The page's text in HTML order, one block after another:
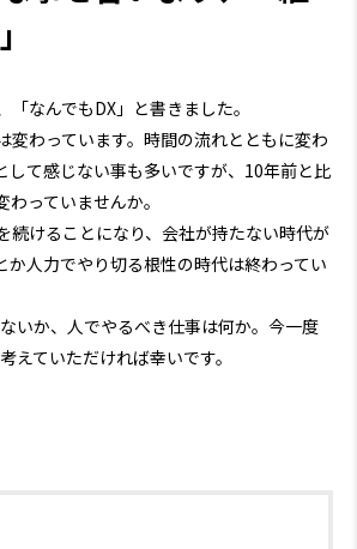
「なんでもDX」と書きました。
変わっています。時間の流れとともに変わ
して感じない事も多いですが、10年前と比
っていませんか。
続けることになり、会社が持たない時代が
か人力でやり切る根性の時代は終わってい
いか、人でやるべき仕事は何か。今一度
えていただければ幸いです。